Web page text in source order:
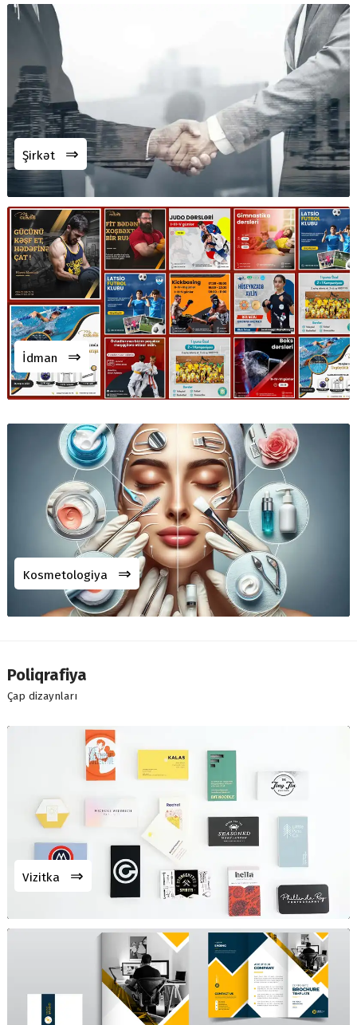
Şirkət ⇒
İdman ⇒
Kosmetologiya ⇒
Poliqrafiya
Çap dizaynları
Vizitka ⇒